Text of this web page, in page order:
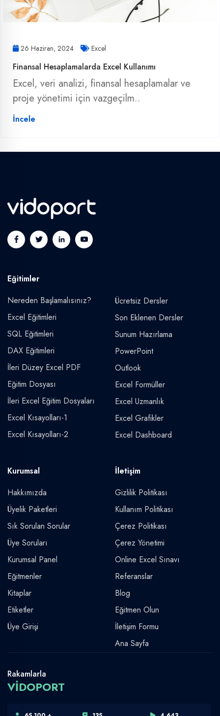
26 Haziran, 2024 Excel
Finansal Hesaplamalarda Excel Kullanımı
Excel, veri analizi, finansal hesaplamalar ve
proje yönetimi için vazgeçilm..
İncele
Eğitimler
Nereden Başlamalısınız?
Excel Eğitimleri
SQL Eğitimleri
DAX Eğitimleri
İleri Düzey Excel PDF
Eğitim Dosyası
İleri Excel Eğitim Dosyaları
Excel Kısayolları-1
Excel Kısayolları-2
Ücretsiz Dersler
Son Eklenen Dersler
Sunum Hazırlama
PowerPoint
Outlook
Excel Formüller
Excel Uzmanlık
Excel Grafikler
Excel Dashboard
Kurumsal
Hakkımızda
Üyelik Paketleri
Sık Sorulan Sorular
Üye Soruları
Kurumsal Panel
Eğitmenler
Kitaplar
Etiketler
Üye Girişi
İletişim
Gizlilik Politikası
Kullanım Politikası
Çerez Politikası
Çerez Yönetimi
Online Excel Sınavı
Referanslar
Blog
Eğitmen Olun
İletişim Formu
Ana Sayfa
Rakamlarla
VİDOPORT